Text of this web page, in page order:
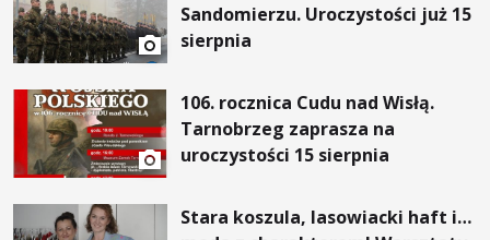
Sandomierzu. Uroczystości już 15
sierpnia
106. rocznica Cudu nad Wisłą.
Tarnobrzeg zaprasza na
uroczystości 15 sierpnia
Stara koszula, lasowiacki haft i…